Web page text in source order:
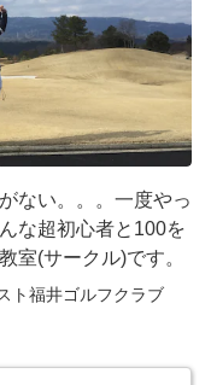
ない。。。一度やっ
な超初心者と100を
室(サークル)です。
ト福井ゴルフクラブ